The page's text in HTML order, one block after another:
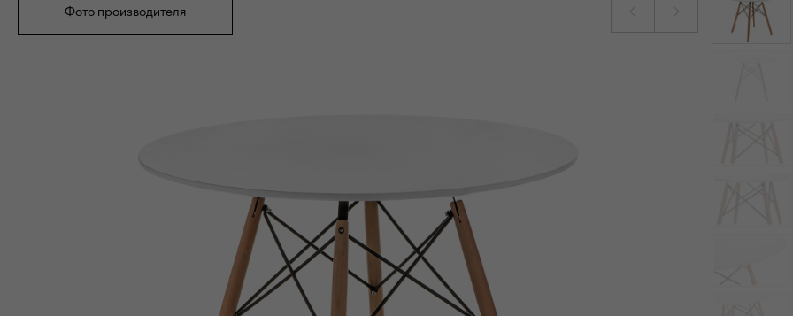
Фото производителя